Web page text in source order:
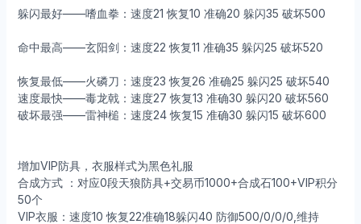
躲闪最好——嗜血拳：速度21 恢复10 准确20 躲闪35 破坏500
命中最高——玄阳剑：速度22 恢复11 准确35 躲闪25 破坏520
恢复最低——火磷刀：速度23 恢复26 准确25 躲闪25 破坏540
速度最快——毒龙戟：速度27 恢复13 准确30 躲闪20 破坏560
破坏最强——雷神槌：速度24 恢复15 准确30 躲闪15 破坏600
增加VIP防具，衣服样式为黑色礼服
合成方式 ：对应0段天狼防具+交易币1000+合成石100+VIP积分
50个
VIP衣服：速度10 恢复22准确18躲闪40 防御500/0/0/0,维持